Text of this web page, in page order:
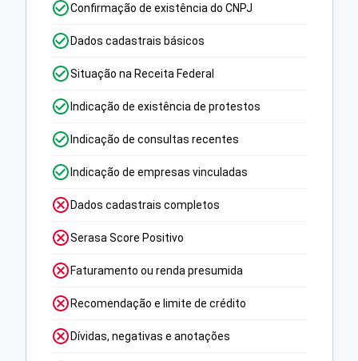
Confirmação de existência do CNPJ
Dados cadastrais básicos
Situação na Receita Federal
Indicação de existência de protestos
Indicação de consultas recentes
Indicação de empresas vinculadas
Dados cadastrais completos
Serasa Score Positivo
Faturamento ou renda presumida
Recomendação e limite de crédito
Dívidas, negativas e anotações